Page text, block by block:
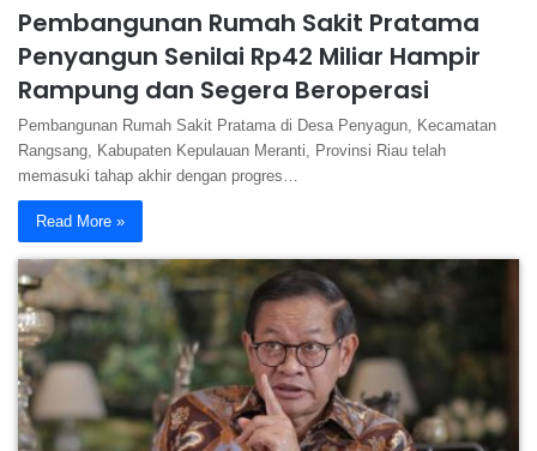
Pembangunan Rumah Sakit Pratama
Penyangun Senilai Rp42 Miliar Hampir
Rampung dan Segera Beroperasi
Pembangunan Rumah Sakit Pratama di Desa Penyagun, Kecamatan
Rangsang, Kabupaten Kepulauan Meranti, Provinsi Riau telah
memasuki tahap akhir dengan progres…
Read More »